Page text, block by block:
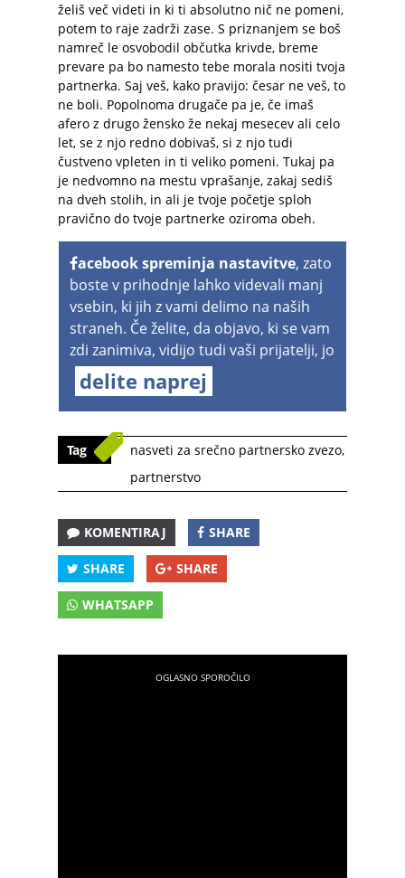
želiš več videti in ki ti absolutno nič ne pomeni,
potem to raje zadrži zase. S priznanjem se boš
namreč le osvobodil občutka krivde, breme
prevare pa bo namesto tebe morala nositi tvoja
partnerka. Saj veš, kako pravijo: česar ne veš, to
ne boli. Popolnoma drugače pa je, če imaš
afero z drugo žensko že nekaj mesecev ali celo
let, se z njo redno dobivaš, si z njo tudi
čustveno vpleten in ti veliko pomeni. Tukaj pa
je nedvomno na mestu vprašanje, zakaj sediš
na dveh stolih, in ali je tvoje početje sploh
pravično do tvoje partnerke oziroma obeh.
acebook spreminja nastavitve, zato
boste v prihodnje lahko videvali manj
vsebin, ki jih z vami delimo na naših
straneh. Če želite, da objavo, ki se vam
zdi zanimiva, vidijo tudi vaši prijatelji, jo
delite naprej
Tag nasveti za srečno partnersko zvezo,
partnerstvo
KOMENTIRAJ SHARE
SHARE SHARE
WHATSAPP